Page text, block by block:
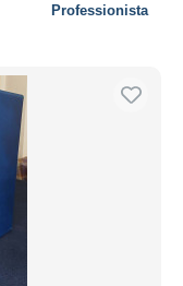
Professionista